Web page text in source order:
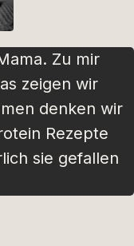
Zu mir
zeigen wir
denken wir
Rezepte
sie gefallen